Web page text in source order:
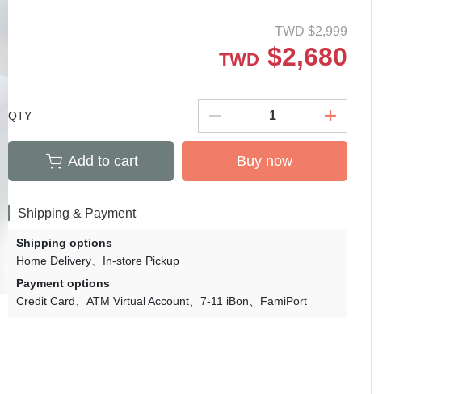
TWD $2,999
TWD $2,680
QTY
Add to cart Buy now
Shipping & Payment
Shipping options
Home Delivery
In-store Pickup
Payment options
Credit Card
ATM Virtual Account 7-11 iBon FamiPort